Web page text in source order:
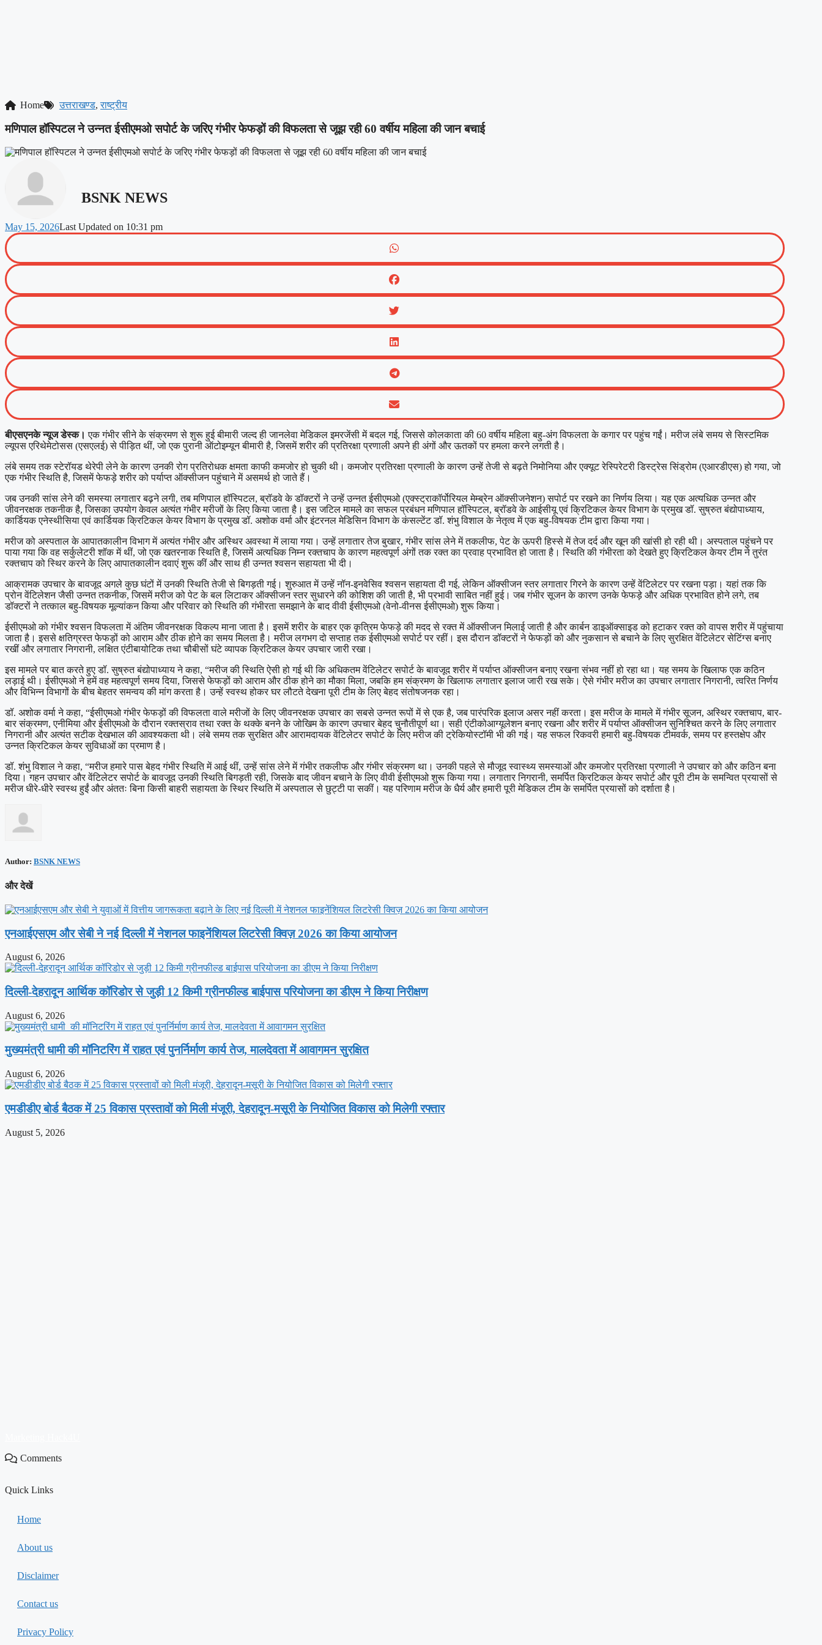
Home उत्तराखण्ड,राष्ट्रीय
मणिपाल हॉस्पिटल ने उन्नत ईसीएमओ सपोर्ट के जरिए गंभीर फेफड़ों की विफलता से जूझ रही 60 वर्षीय महिला की जान बचाई
BSNK NEWS
May 15, 2026Last Updated on 10:31 pm
बीएसएनके न्यूज डेस्क। एक गंभीर सीने के संक्रमण से शुरू हुई बीमारी जल्द ही जानलेवा मेडिकल इमरजेंसी में बदल गई, जिससे कोलकाता की 60 वर्षीय महिला बहु-अंग विफलता के कगार पर पहुंच गईं। मरीज लंबे समय से सिस्टमिक
ल्यूपस एरिथेमेटोसस (एसएलई) से पीड़ित थीं, जो एक पुरानी ऑटोइम्यून बीमारी है, जिसमें शरीर की प्रतिरक्षा प्रणाली अपने ही अंगों और ऊतकों पर हमला करने लगती है।
लंबे समय तक स्टेरॉयड थेरेपी लेने के कारण उनकी रोग प्रतिरोधक क्षमता काफी कमजोर हो चुकी थी। कमजोर प्रतिरक्षा प्रणाली के कारण उन्हें तेजी से बढ़ते निमोनिया और एक्यूट रेस्पिरेटरी डिस्ट्रेस सिंड्रोम (एआरडीएस) हो गया, जो
एक गंभीर स्थिति है, जिसमें फेफड़े शरीर को पर्याप्त ऑक्सीजन पहुंचाने में असमर्थ हो जाते हैं।
जब उनकी सांस लेने की समस्या लगातार बढ़ने लगी, तब मणिपाल हॉस्पिटल, ब्रॉडवे के डॉक्टरों ने उन्हें उन्नत ईसीएमओ (एक्स्ट्राकॉर्पोरियल मेम्ब्रेन ऑक्सीजनेशन) सपोर्ट पर रखने का निर्णय लिया। यह एक अत्यधिक उन्नत और
जीवनरक्षक तकनीक है, जिसका उपयोग केवल अत्यंत गंभीर मरीजों के लिए किया जाता है। इस जटिल मामले का सफल प्रबंधन मणिपाल हॉस्पिटल, ब्रॉडवे के आईसीयू एवं क्रिटिकल केयर विभाग के प्रमुख डॉ. सुष्रुत बंद्योपाध्याय,
कार्डियक एनेस्थीसिया एवं कार्डियक क्रिटिकल केयर विभाग के प्रमुख डॉ. अशोक वर्मा और इंटरनल मेडिसिन विभाग के कंसल्टेंट डॉ. शंभु विशाल के नेतृत्व में एक बहु-विषयक टीम द्वारा किया गया।
मरीज को अस्पताल के आपातकालीन विभाग में अत्यंत गंभीर और अस्थिर अवस्था में लाया गया। उन्हें लगातार तेज बुखार, गंभीर सांस लेने में तकलीफ, पेट के ऊपरी हिस्से में तेज दर्द और खून की खांसी हो रही थी। अस्पताल पहुंचने पर
पाया गया कि वह सर्कुलेटरी शॉक में थीं, जो एक खतरनाक स्थिति है, जिसमें अत्यधिक निम्न रक्तचाप के कारण महत्वपूर्ण अंगों तक रक्त का प्रवाह प्रभावित हो जाता है। स्थिति की गंभीरता को देखते हुए क्रिटिकल केयर टीम ने तुरंत
रक्तचाप को स्थिर करने के लिए आपातकालीन दवाएं शुरू कीं और साथ ही उन्नत श्वसन सहायता भी दी।
आक्रामक उपचार के बावजूद अगले कुछ घंटों में उनकी स्थिति तेजी से बिगड़ती गई। शुरुआत में उन्हें नॉन-इनवेसिव श्वसन सहायता दी गई, लेकिन ऑक्सीजन स्तर लगातार गिरने के कारण उन्हें वेंटिलेटर पर रखना पड़ा। यहां तक कि
प्रोन वेंटिलेशन जैसी उन्नत तकनीक, जिसमें मरीज को पेट के बल लिटाकर ऑक्सीजन स्तर सुधारने की कोशिश की जाती है, भी प्रभावी साबित नहीं हुई। जब गंभीर सूजन के कारण उनके फेफड़े और अधिक प्रभावित होने लगे, तब
डॉक्टरों ने तत्काल बहु-विषयक मूल्यांकन किया और परिवार को स्थिति की गंभीरता समझाने के बाद वीवी ईसीएमओ (वेनो-वीनस ईसीएमओ) शुरू किया।
ईसीएमओ को गंभीर श्वसन विफलता में अंतिम जीवनरक्षक विकल्प माना जाता है। इसमें शरीर के बाहर एक कृत्रिम फेफड़े की मदद से रक्त में ऑक्सीजन मिलाई जाती है और कार्बन डाइऑक्साइड को हटाकर रक्त को वापस शरीर में पहुंचाया
जाता है। इससे क्षतिग्रस्त फेफड़ों को आराम और ठीक होने का समय मिलता है। मरीज लगभग दो सप्ताह तक ईसीएमओ सपोर्ट पर रहीं। इस दौरान डॉक्टरों ने फेफड़ों को और नुकसान से बचाने के लिए सुरक्षित वेंटिलेटर सेटिंग्स बनाए
रखीं और लगातार निगरानी, लक्षित एंटीबायोटिक तथा चौबीसों घंटे व्यापक क्रिटिकल केयर उपचार जारी रखा।
इस मामले पर बात करते हुए डॉ. सुष्रुत बंद्योपाध्याय ने कहा, “मरीज की स्थिति ऐसी हो गई थी कि अधिकतम वेंटिलेटर सपोर्ट के बावजूद शरीर में पर्याप्त ऑक्सीजन बनाए रखना संभव नहीं हो रहा था। यह समय के खिलाफ एक कठिन
लड़ाई थी। ईसीएमओ ने हमें वह महत्वपूर्ण समय दिया, जिससे फेफड़ों को आराम और ठीक होने का मौका मिला, जबकि हम संक्रमण के खिलाफ लगातार इलाज जारी रख सके। ऐसे गंभीर मरीज का उपचार लगातार निगरानी, त्वरित निर्णय
और विभिन्न विभागों के बीच बेहतर समन्वय की मांग करता है। उन्हें स्वस्थ होकर घर लौटते देखना पूरी टीम के लिए बेहद संतोषजनक रहा।
डॉ. अशोक वर्मा ने कहा, “ईसीएमओ गंभीर फेफड़ों की विफलता वाले मरीजों के लिए जीवनरक्षक उपचार का सबसे उन्नत रूपों में से एक है, जब पारंपरिक इलाज असर नहीं करता। इस मरीज के मामले में गंभीर सूजन, अस्थिर रक्तचाप, बार-
बार संक्रमण, एनीमिया और ईसीएमओ के दौरान रक्तस्राव तथा रक्त के थक्के बनने के जोखिम के कारण उपचार बेहद चुनौतीपूर्ण था। सही एंटीकोआग्यूलेशन बनाए रखना और शरीर में पर्याप्त ऑक्सीजन सुनिश्चित करने के लिए लगातार
निगरानी और अत्यंत सटीक देखभाल की आवश्यकता थी। लंबे समय तक सुरक्षित और आरामदायक वेंटिलेटर सपोर्ट के लिए मरीज की ट्रेकियोस्टॉमी भी की गई। यह सफल रिकवरी हमारी बहु-विषयक टीमवर्क, समय पर हस्तक्षेप और
उन्नत क्रिटिकल केयर सुविधाओं का प्रमाण है।
डॉ. शंभु विशाल ने कहा, “मरीज हमारे पास बेहद गंभीर स्थिति में आई थीं, उन्हें सांस लेने में गंभीर तकलीफ और गंभीर संक्रमण था। उनकी पहले से मौजूद स्वास्थ्य समस्याओं और कमजोर प्रतिरक्षा प्रणाली ने उपचार को और कठिन बना
दिया। गहन उपचार और वेंटिलेटर सपोर्ट के बावजूद उनकी स्थिति बिगड़ती रही, जिसके बाद जीवन बचाने के लिए वीवी ईसीएमओ शुरू किया गया। लगातार निगरानी, समर्पित क्रिटिकल केयर सपोर्ट और पूरी टीम के समन्वित प्रयासों से
मरीज धीरे-धीरे स्वस्थ हुईं और अंततः बिना किसी बाहरी सहायता के स्थिर स्थिति में अस्पताल से छुट्टी पा सकीं। यह परिणाम मरीज के धैर्य और हमारी पूरी मेडिकल टीम के समर्पित प्रयासों को दर्शाता है।
Author: BSNK NEWS
और देखें
एनआईएसएम और सेबी ने नई दिल्ली में नेशनल फाइनेंशियल लिटरेसी क्विज़ 2026 का किया आयोजन
August 6, 2026
दिल्ली-देहरादून आर्थिक कॉरिडोर से जुड़ी 12 किमी ग्रीनफील्ड बाईपास परियोजना का डीएम ने किया निरीक्षण
August 6, 2026
मुख्यमंत्री धामी की मॉनिटरिंग में राहत एवं पुनर्निर्माण कार्य तेज, मालदेवता में आवागमन सुरक्षित
August 6, 2026
एमडीडीए बोर्ड बैठक में 25 विकास प्रस्तावों को मिली मंजूरी, देहरादून-मसूरी के नियोजित विकास को मिलेगी रफ्तार
August 5, 2026
Comments
Quick Links
Home
About us
Disclaimer
Contact us
Privacy Policy